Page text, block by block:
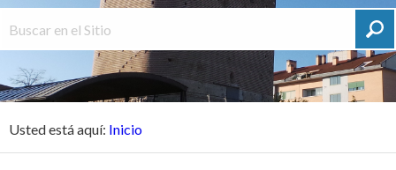
Usted está aquí: Inicio